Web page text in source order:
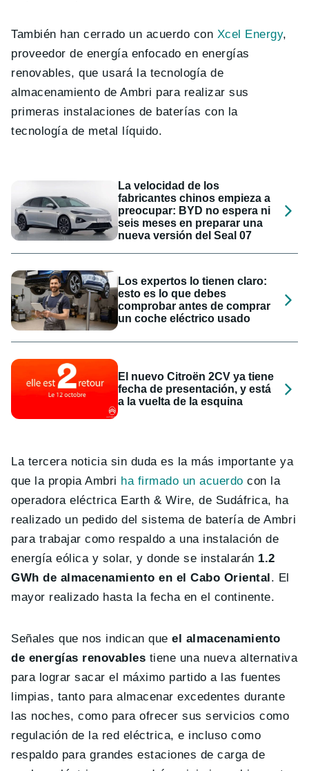
También han cerrado un acuerdo con Xcel Energy,
proveedor de energía enfocado en energías
renovables, que usará la tecnología de
almacenamiento de Ambri para realizar sus
primeras instalaciones de baterías con la
tecnología de metal líquido.
La velocidad de los
fabricantes chinos empieza a
preocupar: BYD no espera ni
seis meses en preparar una
nueva versión del Seal 07
Los expertos lo tienen claro:
esto es lo que debes
comprobar antes de comprar
un coche eléctrico usado
El nuevo Citroën 2CV ya tiene
fecha de presentación, y está
a la vuelta de la esquina
La tercera noticia sin duda es la más importante ya
que la propia Ambri ha firmado un acuerdo con la
operadora eléctrica Earth & Wire, de Sudáfrica, ha
realizado un pedido del sistema de batería de Ambri
para trabajar como respaldo a una instalación de
energía eólica y solar, y donde se instalarán 1.2
GWh de almacenamiento en el Cabo Oriental . El
mayor realizado hasta la fecha en el continente.
Señales que nos indican queel almacenamiento
de energías renovables tiene una nueva alternativa
para lograr sacar el máximo partido a las fuentes
limpias, tanto para almacenar excedentes durante
las noches, como para ofrecer sus servicios como
regulación de la red eléctrica, e incluso como
respaldo para grandes estaciones de carga de